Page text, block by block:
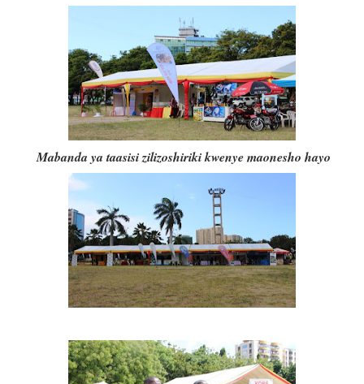
Mabanda ya taasisi zilizoshiriki kwenye maonesho hayo